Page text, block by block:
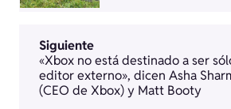
Siguiente
«Xbox no está destinado a ser
editor externo», dicen Asha
(CEO de Xbox) y Matt Booty